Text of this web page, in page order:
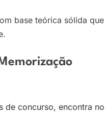
base teórica sólida que
de concurso, encontra no